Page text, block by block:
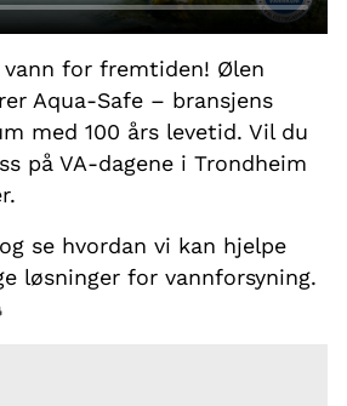
vann for fremtiden! Ølen
Aqua-Safe – bransjens
med 100 års levetid. Vil du
på VA-dagene i Trondheim
se hvordan vi kan hjelpe
løsninger for vannforsyning.